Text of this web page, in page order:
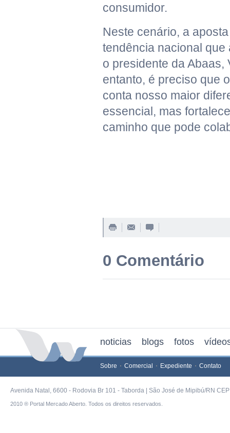
consumidor.
Neste cenário, a
tendência nacional
o presidente da Abaas,
entanto, é preciso que
conta nosso maior
essencial, mas
caminho que pode
0 Comentário
noticias blogs fotos
Sobre Comercial Expediente Contato
Avenida Natal, 6600 - Rodovia Br 101 - Taborda | São José de Mipibú/RN
2010 ® Portal Mercado Aberto. Todos os direitos reservados.